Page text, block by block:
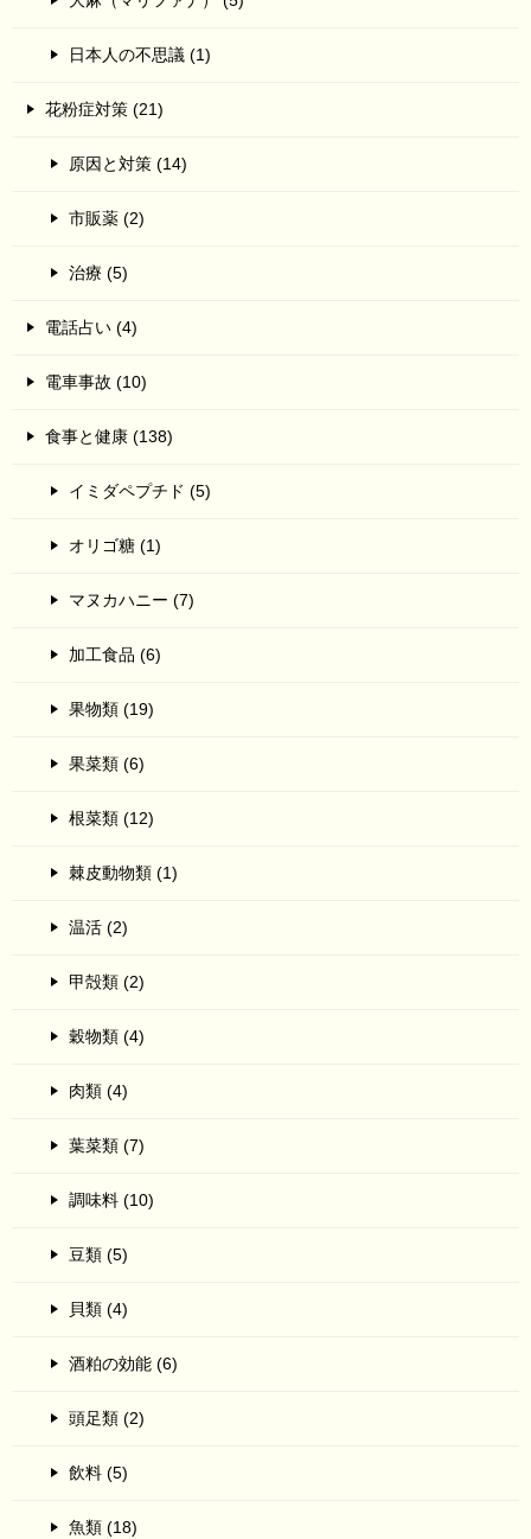
日本人の不思議 (1)
花粉症対策 (21)
原因と対策 (14)
市販薬 (2)
治療 (5)
電話占い (4)
電車事故 (10)
食事と健康 (138)
イミダペプチド (5)
オリゴ糖 (1)
マヌカハニー (7)
加工食品 (6)
果物類 (19)
果菜類 (6)
根菜類 (12)
棘皮動物類 (1)
温活 (2)
甲殻類 (2)
穀物類 (4)
肉類 (4)
葉菜類 (7)
調味料 (10)
豆類 (5)
貝類 (4)
酒粕の効能 (6)
頭足類 (2)
飲料 (5)
魚類 (18)